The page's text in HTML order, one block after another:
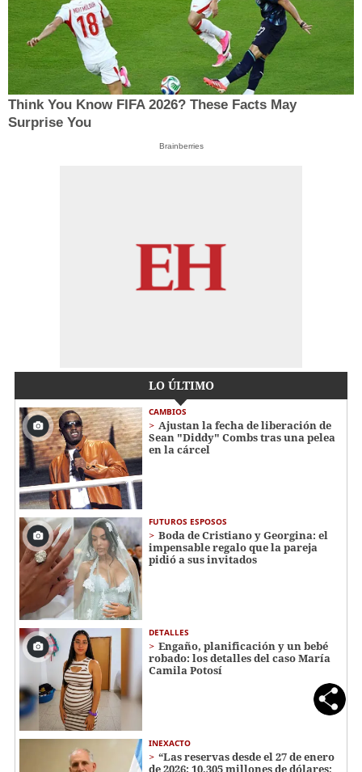
Think You Know FIFA 2026? These Facts May
Surprise You
Brainberries
LO ÚLTIMO
CAMBIOS
Ajustan la fecha de liberación de
Sean "Diddy" Combs tras una pelea
en la cárcel
FUTUROS ESPOSOS
Boda de Cristiano y Georgina: el
impensable regalo que la pareja
pidió a sus invitados
DETALLES
Engaño, planificación y un bebé
robado: los detalles del caso María
Camila Potosí
INEXACTO
“Las reservas desde el 27 de enero
de 2026: 10,305 millones de dólares;